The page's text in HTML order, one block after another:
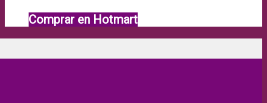
Comprar en Hotmart